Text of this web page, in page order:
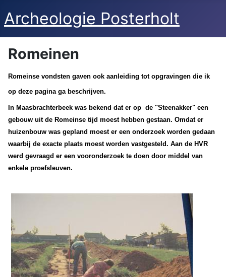
Archeologie Posterholt
Romeinen
Romeinse vondsten gaven ook aanleiding tot opgravingen die ik
op deze pagina ga beschrijven.
In Maasbrachterbeek was bekend dat er op de "Steenakker" een
gebouw uit de Romeinse tijd moest hebben gestaan. Omdat er
huizenbouw was gepland moest er een onderzoek worden gedaan
waarbij de exacte plaats moest worden vastgesteld. Aan de HVR
werd gevraagd er een vooronderzoek te doen door middel van
enkele proefsleuven.